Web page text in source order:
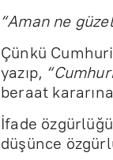
“Aman ne
Çünkü
yazıp,
beraat
İfade
düşünce